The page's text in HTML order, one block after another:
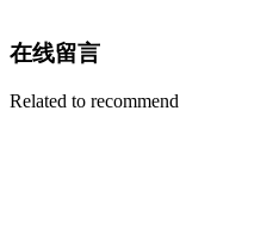
在线留言
Related to recommend